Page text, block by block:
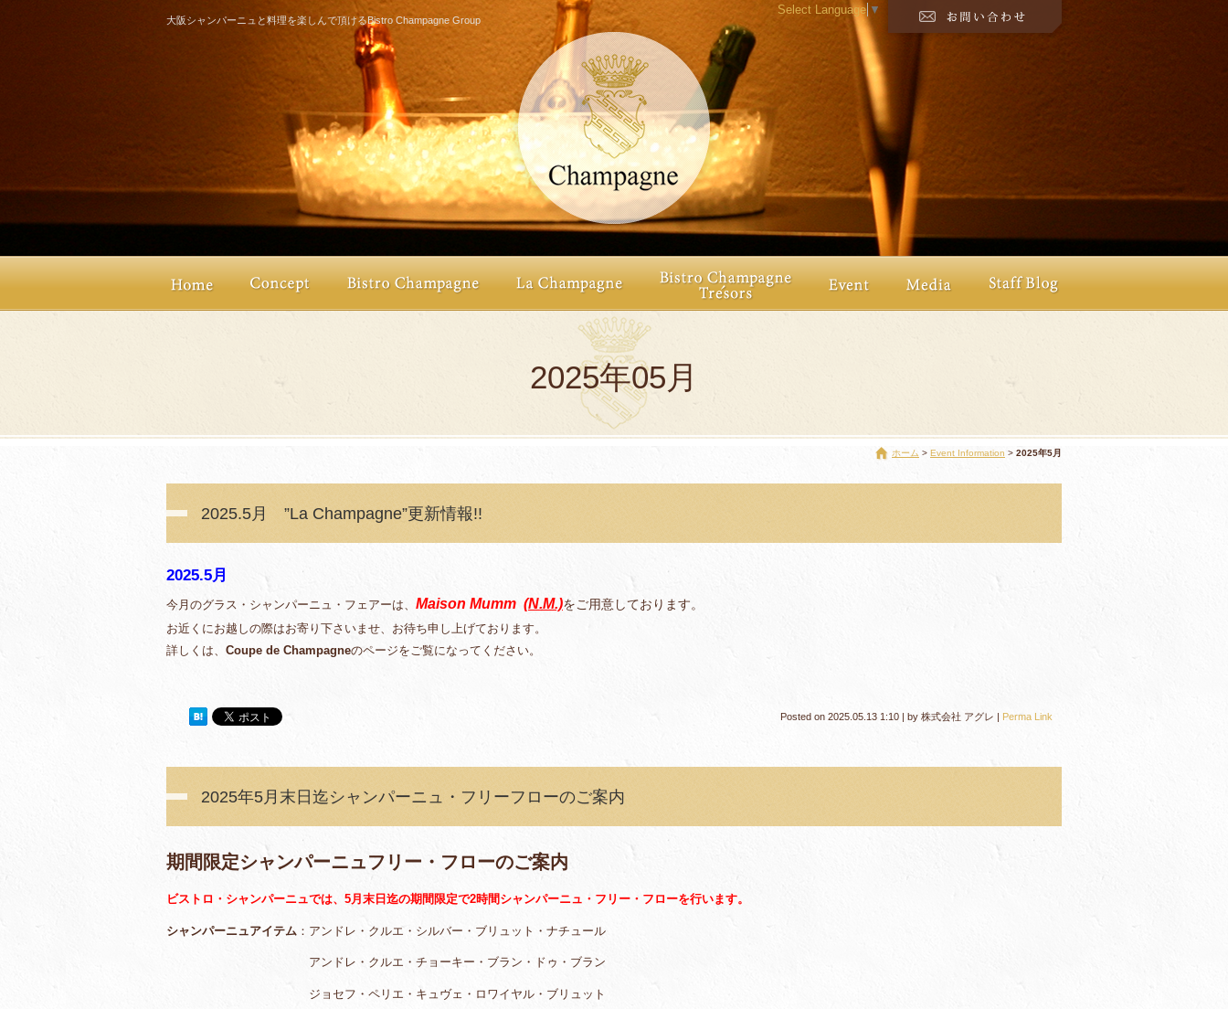
大阪シャンパーニュと料理を楽しんで頂けるBistro Champagne Group
Select Language ▼
2025年05月
ホーム Event Information 2025年5月
2025.5月 ”La Champagne”更新情報!!
2025.5月
今月のグラス・シャンパーニュ・フェアーは、 Maison Mumm (N.M.)をご用意しております。
お近くにお越しの際はお寄り下さいませ、お待ち申し上げております。
詳しくは、 Coupe de Champagneのページをご覧になってください。
Posted on 2025.05.13 1:10 | by 株式会社 アグレ | Perma Link
2025年5月末日迄シャンパーニュ・フリーフローのご案内
期間限定シャンパーニュフリー・フローのご案内
ビストロ・シャンパーニュでは、5月末日迄の期間限定で2時間シャンパーニュ・フリー・フローを行います。
シャンパーニュアイテム ：アンドレ・クルエ・シルバー・ブリュット・ナチュール
アンドレ・クルエ・チョーキー・ブラン・ドゥ・ブラン
ジョセフ・ペリエ・キュヴェ・ロワイヤル・ブリュット